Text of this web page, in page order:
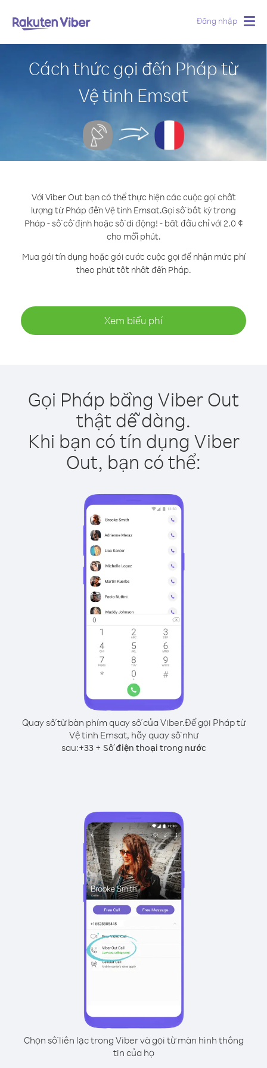
Đăng nhập
Cách thức gọi đến Pháp từ
Vệ tinh Emsat
Với Viber Out bạn có thể thực hiện các cuộc gọi chất
lượng từ Pháp đến Vệ tinh Emsat.Gọi số bất kỳ trong
Pháp - số cố định hoặc số di động! - bắt đầu chỉ với 2.0 ¢
cho mỗi phút.
Mua gói tín dụng hoặc gói cước cuộc gọi để nhận mức phí
theo phút tốt nhất đến Pháp.
Xem biểu phí
Gọi Pháp bằng Viber Out
thật dễ dàng.
Khi bạn có tín dụng Viber
Out, bạn có thể:
Quay số từ bàn phím quay số của Viber.Để gọi Pháp từ
Vệ tinh Emsat, hãy quay số như
sau:+33+ Số điện thoại trong nước
Chọn số liên lạc trong Viber và gọi từ màn hình thông
tin của họ